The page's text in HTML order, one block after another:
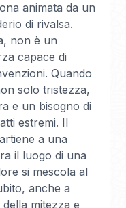
animata da un
di rivalsa.
non è un
capace di
Quando
solo tristezza,
e un bisogno di
estremi. Il
a una
il luogo di una
si mescola al
anche a
mitezza e